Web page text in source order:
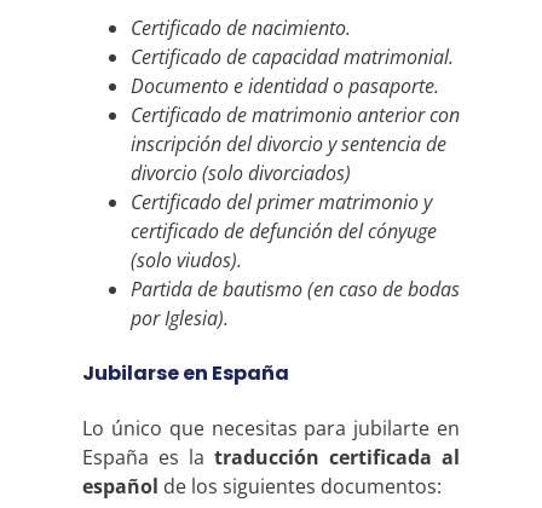
Certificado de nacimiento.
Certificado de capacidad matrimonial.
Documento e identidad o pasaporte.
Certificado de matrimonio anterior con
inscripción del divorcio y sentencia de
divorcio (solo divorciados)
Certificado del primer matrimonio y
certificado de defunción del cónyuge
(solo viudos).
Partida de bautismo (en caso de bodas
por Iglesia).
Jubilarse en España
Lo único que necesitas para jubilarte en
España es la traducción certificada al
español de los siguientes documentos: